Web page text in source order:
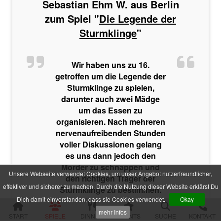
Unsere Webseite verwendet Cookies, um unser Angebot nutzerfreundlicher,
effektiver und sicherer zu machen. Durch die Nutzung dieser Website erklärst Du
Dich damit einverstanden, dass sie Cookies verwendet.
Okay
mehr Infos
START SPIELE DINNER EVENTS SUCHE KONTAKT
Im Schatten der Premiere
Jenseits der Schönheit
Die Legende der Sturmklinge
Das Geheimnis der Burg Wolfsklamm
Die Pracht der Vampire
Der Hanf des Verderbens
Die Yacht der Macht
Nachts im Salon Rouge
Das Feuer der Diamanten
Hau den Michl
Die Rückkehr des Dr. Danger
Das letzte Festmahl des Pharaos
Krimispiele für Jugendliche
Das Gift der Rivalen
Sebastian Ehm W. aus Berlin
zum Spiel "Die Legende der
Sturmklinge"
Wir haben uns zu 16.
getroffen um die Legende der
Sturmklinge zu spielen,
darunter auch zwei Mädge
um das Essen zu
organisieren. Nach mehreren
nervenaufreibenden Stunden
voller Diskussionen gelang
es uns dann jedoch den
Mörder zu schnappen und
den richtigen Träger der
Sturmklinge zu bestimmen.